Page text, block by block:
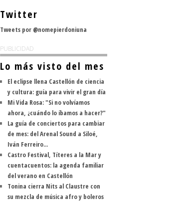
Twitter
Tweets por @nomepierdoniuna
PUBLICIDAD
Lo más visto del mes
El eclipse llena Castellón de ciencia
y cultura: guía para vivir el gran día
Mi Vida Rosa: "Si no volvíamos
ahora, ¿cuándo lo íbamos a hacer?"
La guía de conciertos para cambiar
de mes: del Arenal Sound a Siloé,
Iván Ferreiro...
Castro Festival, Títeres a la Mar y
cuentacuentos: la agenda familiar
del verano en Castellón
Tonina cierra Nits al Claustre con
su mezcla de música afro y boleros